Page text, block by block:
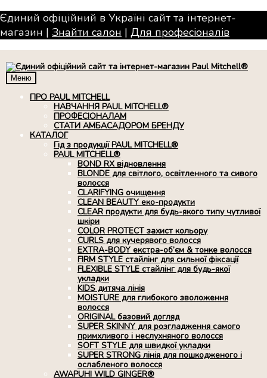
Єдиний офіційний в Україні сайт та інтернет-
магазин | Знайти салон | Для професiоналiв
Меню
ПРО PAUL MITCHELL
НАВЧАННЯ PAUL MITCHELL®
ПРОФЕСІОНАЛАМ
СТАТИ АМБАСАДОРОМ БРЕНДУ
КАТАЛОГ
Гід з продукції PAUL MITCHELL®
PAUL MITCHELL®
BOND RX вiдновлення
BLONDE для світлого, освітленного та сивого
волосся
CLARIFYING очищення
CLEAN BEAUTY еко-продукти
CLEAR продукти для будь-якого типу чутливої
шкіри
COLOR PROTECT захист кольору
CURLS для кучерявого волосся
EXTRA-BODY екстра-об’єм & тонке волосся
FIRM STYLE стайлінг для сильної фіксації
FLEXIBLE STYLE стайлінг для будь-якої
укладки
KIDS дитяча лінія
MOISTURE для глибокого зволоження
волосся
ORIGINAL базовий догляд
SUPER SKINNY для розгладження самого
примхливого і неслухняного волосся
SOFT STYLE для швидкої укладки
SUPER STRONG лінія для пошкодженого і
ослабленого волосся
AWAPUHI WILD GINGER®